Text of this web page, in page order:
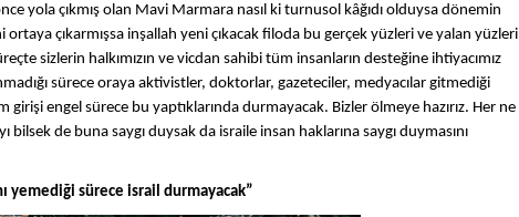
yola çıkmış olan Mavi Marmara nasıl ki turnusol kâğıdı olduysa dönemin
çıkarmışsa inşallah yeni çıkacak filoda bu gerçek yüzleri ve yalan yüzleri
sizlerin halkımızın ve vicdan sahibi tüm insanların desteğine ihtiyacımız
sürece oraya aktivistler, doktorlar, gazeteciler, medyacılar gitmediği
girişi engel sürece bu yaptıklarında durmayacak. Bizler ölmeye hazırız. Her ne
bilsek de buna saygı duysak da israile insan haklarına saygı duymasını
yemediği sürece israil durmayacak”